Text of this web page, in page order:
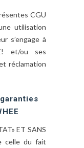
CGU
utilisation
s’engage à
et/ou ses
réclamation
ET SANS
celle du fait